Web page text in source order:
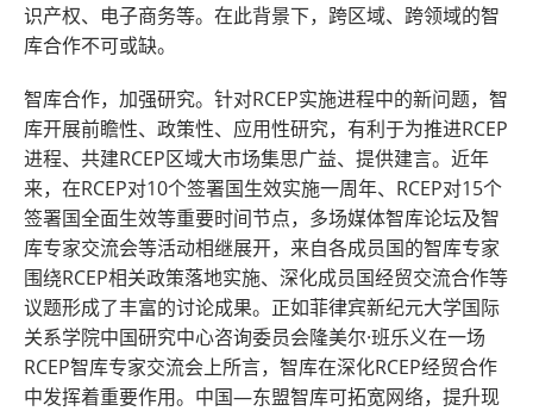
识产权、电子商务等。在此背景下，跨区域、跨领域的智
库合作不可或缺。
智库合作，加强研究。针对RCEP实施进程中的新问题，智
库开展前瞻性、政策性、应用性研究，有利于为推进RCEP
进程、共建RCEP区域大市场集思广益、提供建言。近年
来，在RCEP对10个签署国生效实施一周年、RCEP对15个
签署国全面生效等重要时间节点，多场媒体智库论坛及智
库专家交流会等活动相继展开，来自各成员国的智库专家
围绕RCEP相关政策落地实施、深化成员国经贸交流合作等
议题形成了丰富的讨论成果。正如菲律宾新纪元大学国际
关系学院中国研究中心咨询委员会隆美尔·班乐义在一场
RCEP智库专家交流会上所言，智库在深化RCEP经贸合作
中发挥着重要作用。中国—东盟智库可拓宽网络，提升现